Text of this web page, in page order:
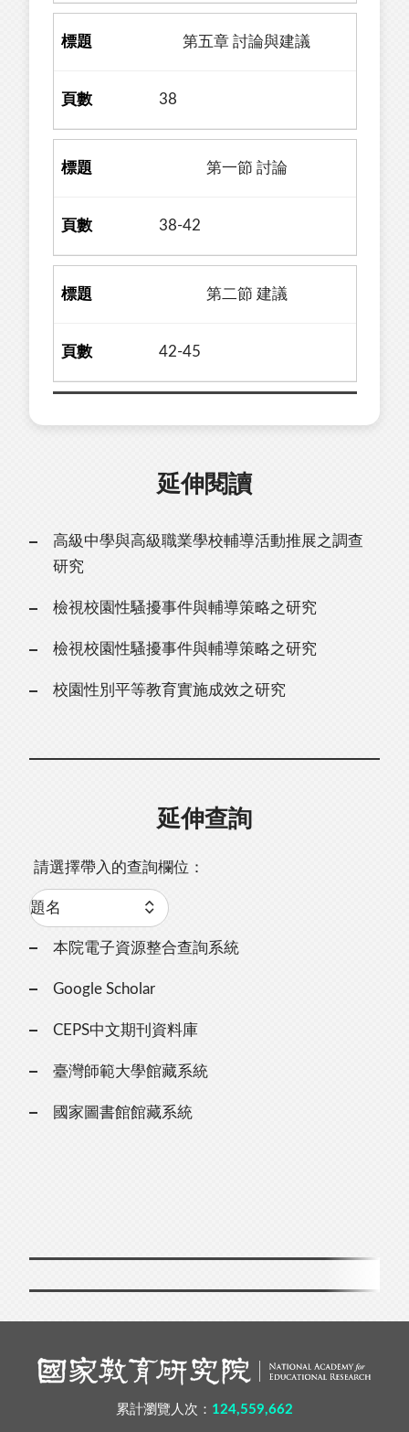
第五章 討論與建議
38
第一節 討論
38-42
第二節 建議
42-45
延伸閱讀
高級中學與高級職業學校輔導活動推展之調查
研究
檢視校園性騷擾事件與輔導策略之研究
檢視校園性騷擾事件與輔導策略之研究
校園性別平等教育實施成效之研究
延伸查詢
請選擇帶入的查詢欄位：
本院電子資源整合查詢系統
Google Scholar
CEPS中文期刊資料庫
臺灣師範大學館藏系統
國家圖書館館藏系統
累計瀏覽人次： 124,559,662